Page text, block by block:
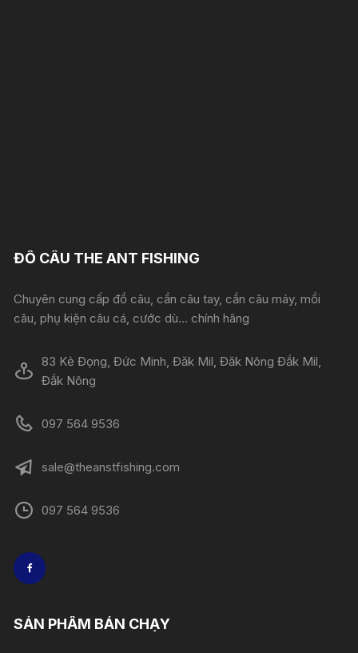
ĐỒ CÂU THE ANT FISHING
Chuyên cung cấp đồ câu, cần câu tay, cần câu máy, mồi
câu, phụ kiện câu cá, cước dù... chính hãng
83 Kẻ Đọng, Đức Minh, Đăk Mil, Đăk Nông Đắk Mil,
Đắk Nông
097 564 9536
sale@theanstfishing.com
097 564 9536
SẢN PHẨM BÁN CHẠY